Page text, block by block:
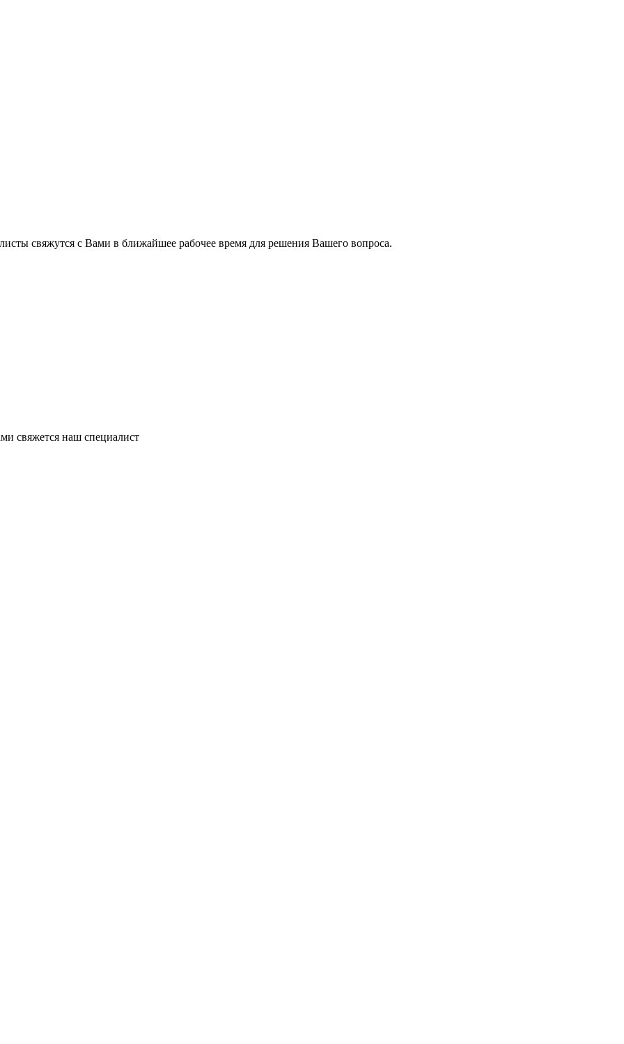
свяжутся с Вами в ближайшее рабочее время для решения Вашего вопроса.
свяжется наш специалист